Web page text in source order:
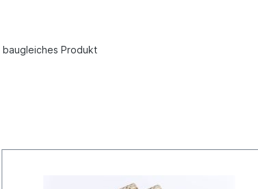
baugleiches Produkt